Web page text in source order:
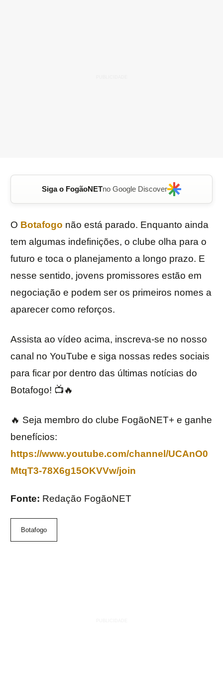
Siga o FogãoNETno Google Discover
O Botafogo não está parado. Enquanto ainda
tem algumas indefinições, o clube olha para o
futuro e toca o planejamento a longo prazo. E
nesse sentido, jovens promissores estão em
negociação e podem ser os primeiros nomes a
aparecer como reforços.
Assista ao vídeo acima, inscreva-se no nosso
canal no YouTube e siga nossas redes sociais
para ficar por dentro das últimas notícias do
Botafogo! 📺🔥
🔥 Seja membro do clube FogãoNET+ e ganhe
benefícios:
https://www.youtube.com/channel/UCAnO0
MtqT3-78X6g15OKVVw/join
Fonte: Redação FogãoNET
Botafogo